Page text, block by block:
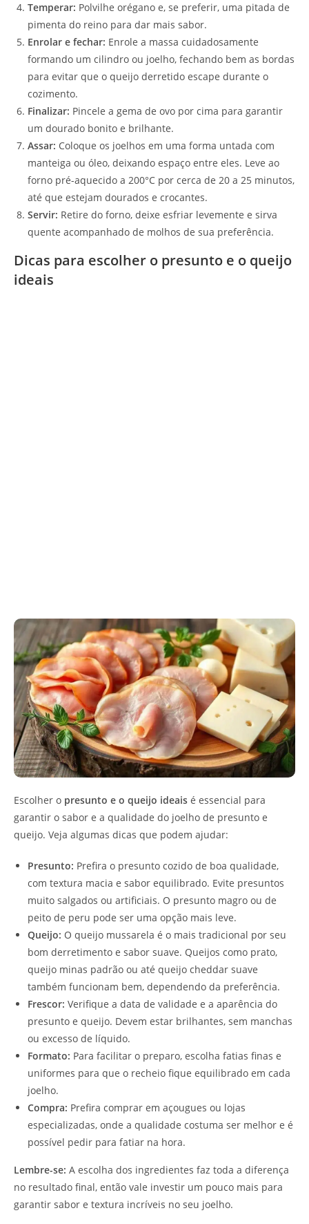
Temperar: Polvilhe orégano e, se preferir, uma pitada de
pimenta do reino para dar mais sabor.
Enrolar e fechar: Enrole a massa cuidadosamente
formando um cilindro ou joelho, fechando bem as bordas
para evitar que o queijo derretido escape durante o
cozimento.
Finalizar: Pincele a gema de ovo por cima para garantir
um dourado bonito e brilhante.
Assar: Coloque os joelhos em uma forma untada com
manteiga ou óleo, deixando espaço entre eles. Leve ao
forno pré-aquecido a 200°C por cerca de 20 a 25 minutos,
até que estejam dourados e crocantes.
Servir: Retire do forno, deixe esfriar levemente e sirva
quente acompanhado de molhos de sua preferência.
Dicas para escolher o presunto e o queijo
ideais
Escolher o presunto e o queijo ideais é essencial para
garantir o sabor e a qualidade do joelho de presunto e
queijo. Veja algumas dicas que podem ajudar:
Presunto: Prefira o presunto cozido de boa qualidade,
com textura macia e sabor equilibrado. Evite presuntos
muito salgados ou artificiais. O presunto magro ou de
peito de peru pode ser uma opção mais leve.
Queijo: O queijo mussarela é o mais tradicional por seu
bom derretimento e sabor suave. Queijos como prato,
queijo minas padrão ou até queijo cheddar suave
também funcionam bem, dependendo da preferência.
Frescor: Verifique a data de validade e a aparência do
presunto e queijo. Devem estar brilhantes, sem manchas
ou excesso de líquido.
Formato: Para facilitar o preparo, escolha fatias finas e
uniformes para que o recheio fique equilibrado em cada
joelho.
Compra: Prefira comprar em açougues ou lojas
especializadas, onde a qualidade costuma ser melhor e é
possível pedir para fatiar na hora.
Lembre-se: A escolha dos ingredientes faz toda a diferença
no resultado final, então vale investir um pouco mais para
garantir sabor e textura incríveis no seu joelho.